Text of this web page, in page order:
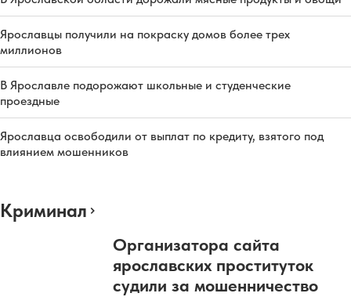
Ярославцы получили на покраску домов более трех
миллионов
В Ярославле подорожают школьные и студенческие
проездные
Ярославца освободили от выплат по кредиту, взятого под
влиянием мошенников
Криминал
Организатора сайта
ярославских проституток
судили за мошенничество